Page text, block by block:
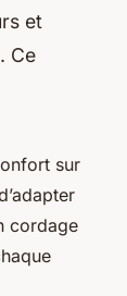
et
Ce
sur
cordage